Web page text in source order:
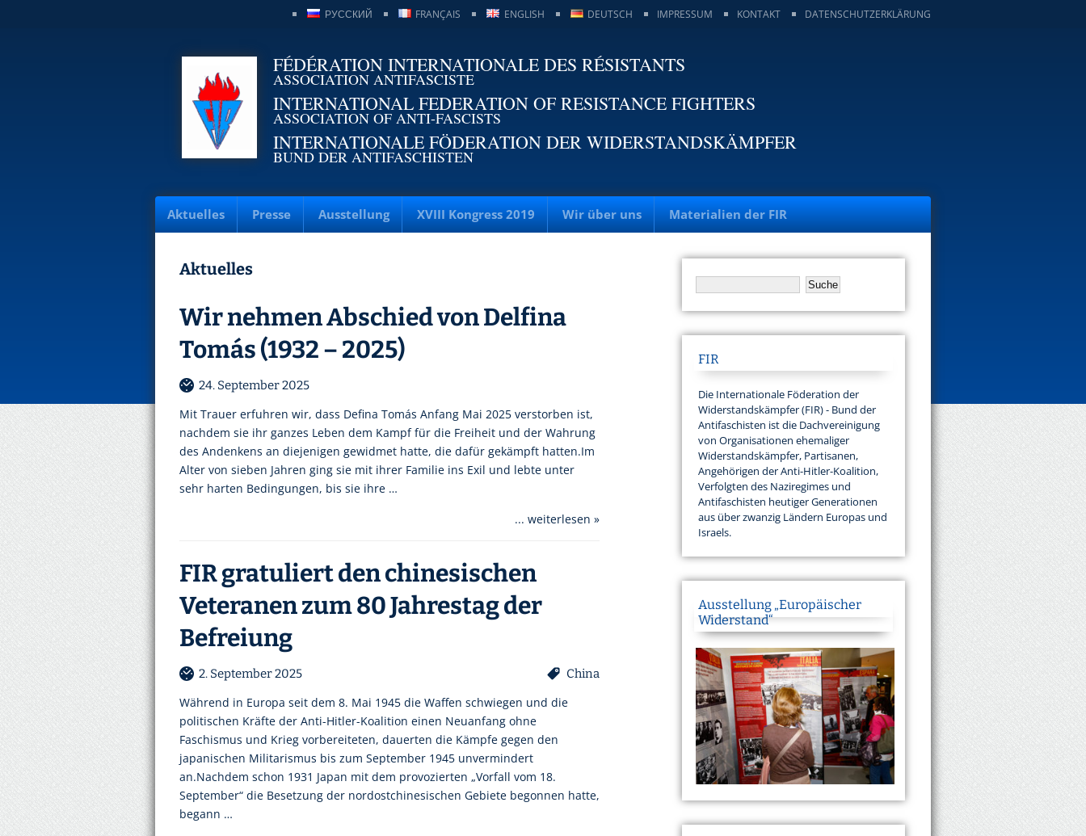
DATENSCHUTZERKLÄRUNG
KONTAKT
IMPRESSUM
DEUTSCH
ENGLISH
FRANÇAIS
РУССКИЙ
FÉDÉRATION INTERNATIONALE DES RÉSISTANTS
ASSOCIATION ANTIFASCISTE
INTERNATIONAL FEDERATION OF RESISTANCE FIGHTERS
ASSOCIATION OF ANTI-FASCISTS
INTERNATIONALE FÖDERATION DER WIDERSTANDSKÄMPFER
BUND DER ANTIFASCHISTEN
Aktuelles Presse Ausstellung XVIII Kongress 2019 Wir über uns Materialien der FIR
Aktuelles
Wir nehmen Abschied von Delfina
Tomás (1932 – 2025)
24. September 2025
Mit Trauer erfuhren wir, dass Defina Tomás Anfang Mai 2025 verstorben ist,
nachdem sie ihr ganzes Leben dem Kampf für die Freiheit und der Wahrung
des Andenkens an diejenigen gewidmet hatte, die dafür gekämpft hatten.Im
Alter von sieben Jahren ging sie mit ihrer Familie ins Exil und lebte unter
sehr harten Bedingungen, bis sie ihre …
... weiterlesen »
FIR gratuliert den chinesischen
Veteranen zum 80 Jahrestag der
Befreiung
2. September 2025 China
Während in Europa seit dem 8. Mai 1945 die Waffen schwiegen und die
politischen Kräfte der Anti-Hitler-Koalition einen Neuanfang ohne
Faschismus und Krieg vorbereiteten, dauerten die Kämpfe gegen den
japanischen Militarismus bis zum September 1945 unvermindert
an.Nachdem schon 1931 Japan mit dem provozierten „Vorfall vom 18.
September“ die Besetzung der nordostchinesischen Gebiete begonnen hatte,
begann …
FIR
Die Internationale Föderation der
Widerstandskämpfer (FIR) - Bund der
Antifaschisten ist die Dachvereinigung
von Organisationen ehemaliger
Widerstandskämpfer, Partisanen,
Angehörigen der Anti-Hitler-Koalition,
Verfolgten des Naziregimes und
Antifaschisten heutiger Generationen
aus über zwanzig Ländern Europas und
Israels.
Ausstellung „Europäischer
Widerstand“